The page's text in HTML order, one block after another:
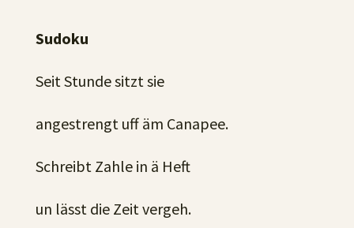
Sudoku
Seit Stunde sitzt sie
angestrengt uff äm Canapee.
Schreibt Zahle in ä Heft
un lässt die Zeit vergeh.